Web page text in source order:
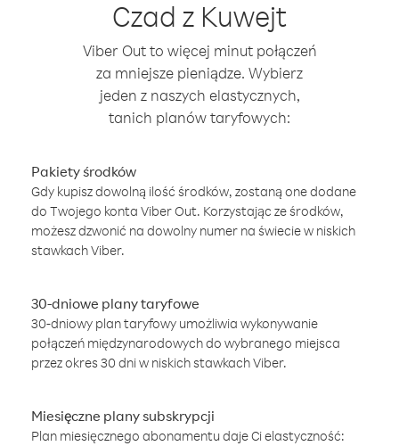
Czad z Kuwejt
Viber Out to więcej minut połączeń
za mniejsze pieniądze. Wybierz
jeden z naszych elastycznych,
tanich planów taryfowych:
Pakiety środków
Gdy kupisz dowolną ilość środków, zostaną one dodane
do Twojego konta Viber Out. Korzystając ze środków,
możesz dzwonić na dowolny numer na świecie w niskich
stawkach Viber.
30-dniowe plany taryfowe
30-dniowy plan taryfowy umożliwia wykonywanie
połączeń międzynarodowych do wybranego miejsca
przez okres 30 dni w niskich stawkach Viber.
Miesięczne plany subskrypcji
Plan miesięcznego abonamentu daje Ci elastyczność: